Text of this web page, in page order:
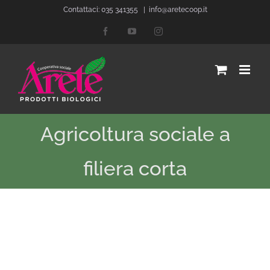
Contattaci: 035 341355 info@aretecoop.it
FacebookYouTubeInstagram
Agricoltura sociale a
filiera corta